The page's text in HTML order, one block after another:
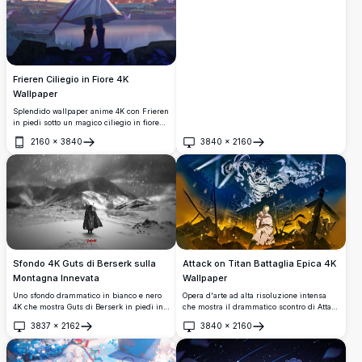
Frieren Ciliegio in Fiore 4K
Wallpaper
Splendido wallpaper anime 4K con Frieren
in piedi sotto un magico ciliegio in fiore
suo bastone mentre i petali di sakura
danzano nell'atmosfera eterea, creando un
paesaggio fantasy sereno da Beyond
Journey's End.
2160 × 3840
Apri
3840 × 2160
Apri
Sfondo 4K Guts di Berserk sulla
Montagna Innevata
Uno sfondo drammatico in bianco e nero
4K che mostra Guts di Berserk in piedi in
solitario affronta un terreno montuoso tra
la neve che cade, con il suo iconico
mantello che sventola al vento. Questa
3837 × 2162
Apri
Attack on Titan Battaglia Epica 4K
Wallpaper
Opera d'arte ad alta risoluzione intensa
che mostra il drammatico scontro di Attack
urbano devastato dalla guerra. Presenta
straordinari visual anime con effetti di
illuminazione dorati, massicce
3840 × 2160
Apri